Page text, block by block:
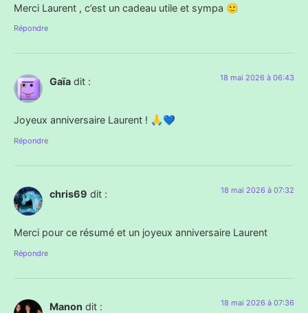
Merci Laurent , c’est un cadeau utile et sympa 🙂
Répondre
Gaïa dit : 18 mai 2026 à 06:43
Joyeux anniversaire Laurent ! 🙏💙
Répondre
chris69 dit : 18 mai 2026 à 07:32
Merci pour ce résumé et un joyeux anniversaire Laurent
Répondre
Manon dit : 18 mai 2026 à 07:36